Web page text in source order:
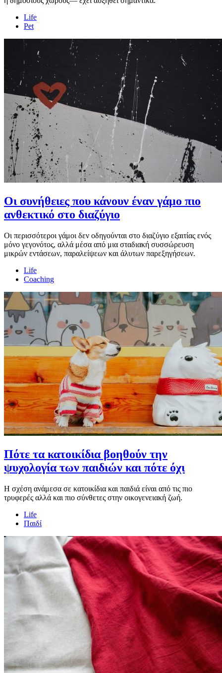
Life
Pet
Οι συνήθειες που κάνουν έναν γάμο πιο
ανθεκτικό στο διαζύγιο
Οι περισσότεροι γάμοι δεν οδηγούνται στο διαζύγιο εξαιτίας ενός
μόνο γεγονότος, αλλά μέσα από μια σταδιακή συσσώρευση
μικρών εντάσεων, παραλείψεων και άλυτων παρεξηγήσεων.
Life
Coaching
Πότε τα κατοικίδια βοηθούν την
ψυχολογία των παιδιών και πότε όχι
Η σχέση ανάμεσα σε κατοικίδια και παιδιά είναι από τις πιο
τρυφερές αλλά και πιο σύνθετες στην οικογενειακή ζωή.
Life
Παιδί